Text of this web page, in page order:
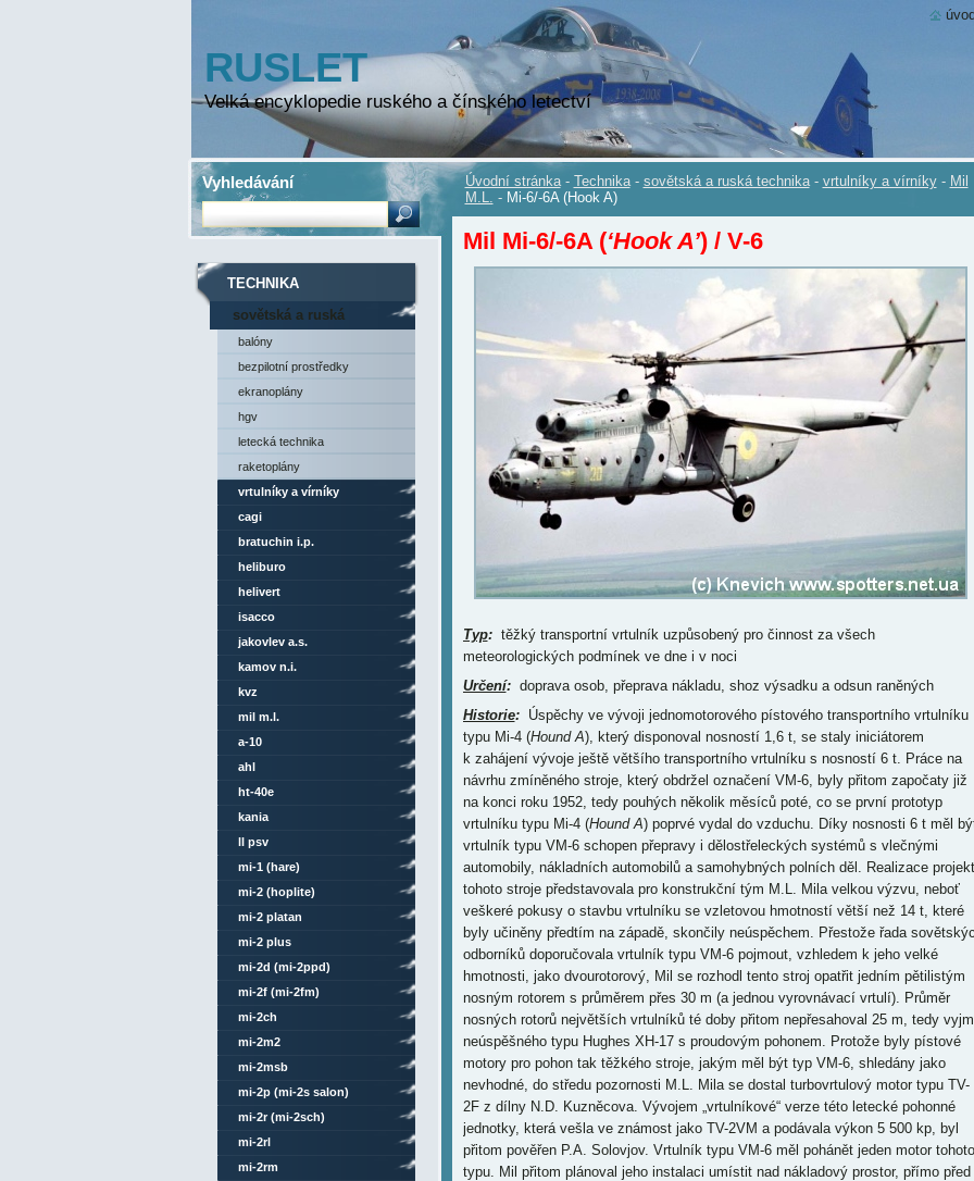
RUSLET
Velká encyklopedie ruského a čínského letectví
Úvodní stránka - Technika - sovětská a ruská technika - vrtulníky a vírníky - Mil
M.L. - Mi-6/-6A (Hook A)
Mil Mi-6/-6A (‘Hook A’) / V-6
Typ:těžký transportní vrtulník uzpůsobený pro činnost za všech
meteorologických podmínek ve dne i v noci
Určení:doprava osob, přeprava nákladu, shoz výsadku a odsun raněných
Historie:Úspěchy ve vývoji jednomotorového pístového transportního vrtulníku
typu Mi-4 (Hound A), který disponoval nosností 1,6 t, se staly iniciátorem
k zahájení vývoje ještě většího transportního vrtulníku s nosností 6 t. Práce na
návrhu zmíněného stroje, který obdržel označení VM-6, byly přitom započaty již
na konci roku 1952, tedy pouhých několik měsíců poté, co se první prototyp
vrtulníku typu Mi-4 (Hound A) poprvé vydal do vzduchu. Díky nosnosti 6 t měl
vrtulník typu VM-6 schopen přepravy i dělostřeleckých systémů s vlečnými
automobily, nákladních automobilů a samohybných polních děl. Realizace
tohoto stroje představovala pro konstrukční tým M.L. Mila velkou výzvu, neboť
veškeré pokusy o stavbu vrtulníku se vzletovou hmotností větší než 14 t, které
byly učiněny předtím na západě, skončily neúspěchem. Přestože řada
odborníků doporučovala vrtulník typu VM-6 pojmout, vzhledem k jeho velké
hmotnosti, jako dvourotorový, Mil se rozhodl tento stroj opatřit jedním pětilistým
nosným rotorem s průměrem přes 30 m (a jednou vyrovnávací vrtulí). Průměr
nosných rotorů největších vrtulníků té doby přitom nepřesahoval 25 m, tedy
neúspěšného typu Hughes XH-17 s proudovým pohonem. Protože byly pístové
motory pro pohon tak těžkého stroje, jakým měl být typ VM-6, shledány jako
nevhodné, do středu pozornosti M.L. Mila se dostal turbovrtulový motor typu TV-
2F z dílny N.D. Kuzněcova. Vývojem „vrtulníkové“ verze této letecké pohonné
jednotky, která vešla ve známost jako TV-2VM a podávala výkon 5 500 kp, byl
přitom pověřen P.A. Solovjov. Vrtulník typu VM-6 měl pohánět jeden motor tohoto
typu. Mil přitom plánoval jeho instalaci umístit nad nákladový prostor, přímo před
TECHNIKA
sovětská a ruská
technika
balóny
bezpilotní prostředky
ekranoplány
hgv
letecká technika
raketoplány
vrtulníky a vírníky
cagi
bratuchin i.p.
heliburo
helivert
isacco
jakovlev a.s.
kamov n.i.
kvz
mil m.l.
a-10
ahl
ht-40e
kania
ll psv
mi-1 (hare)
mi-2 (hoplite)
mi-2 platan
mi-2 plus
mi-2d (mi-2ppd)
mi-2f (mi-2fm)
mi-2ch
mi-2m2
mi-2msb
mi-2p (mi-2s salon)
mi-2r (mi-2sch)
mi-2rl
mi-2rm
Vyhledávání